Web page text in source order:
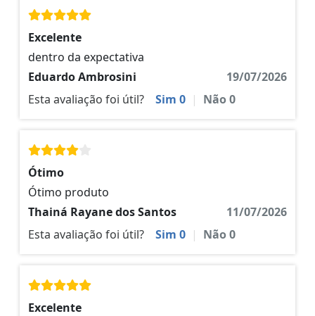
Excelente
dentro da expectativa
Eduardo Ambrosini
19/07/2026
Esta avaliação foi útil?
Sim 0 | Não0
Ótimo
Ótimo produto
Thainá Rayane dos Santos
11/07/2026
Esta avaliação foi útil?
Sim 0 | Não0
Excelente